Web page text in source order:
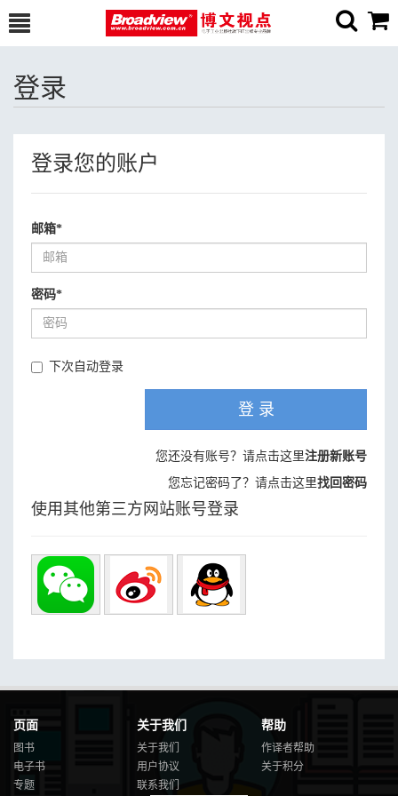
登录
登录您的账户
邮箱*
密码*
下次自动登录
登 录
您还没有账号？请点击这里注册新账号
您忘记密码了？请点击这里找回密码
使用其他第三方网站账号登录
页面
图书
电子书
专题
关于我们
关于我们
用户协议
联系我们
帮助
作译者帮助
关于积分